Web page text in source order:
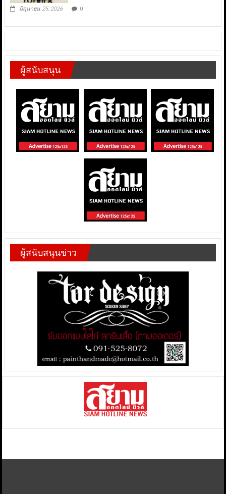
มิถุนายน 25, 2026 0
ผู้สนับสนุน
ผู้สนับสนุนข่าว